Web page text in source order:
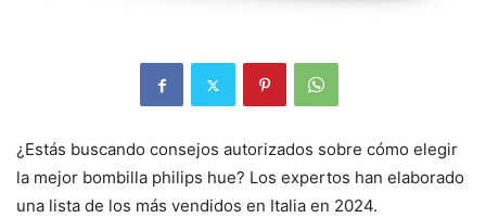
¿Estás buscando consejos autorizados sobre cómo elegir
la mejor bombilla philips hue? Los expertos han elaborado
una lista de los más vendidos en Italia en 2024.